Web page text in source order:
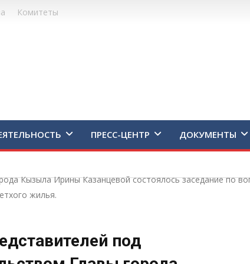
Комитеты
ПРЕСС-ЦЕНТР ДОКУМЕНТЫ
Кызыла Ирины Казанцевой состоялось заседание по
жилья.
под